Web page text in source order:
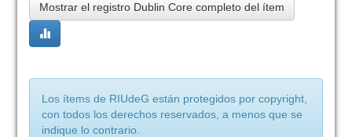
Mostrar el registro Dublin Core completo del ítem
Los ítems de RIUdeG están protegidos por copyright,
con todos los derechos reservados, a menos que se
indique lo contrario.